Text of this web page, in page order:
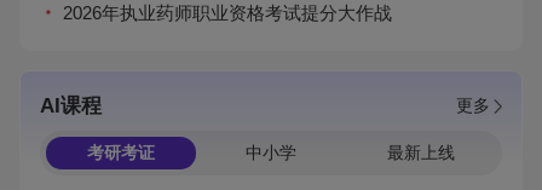
2026年执业药师职业资格考试提分大作战
AI课程 更多
考研考证 中小学 最新上线